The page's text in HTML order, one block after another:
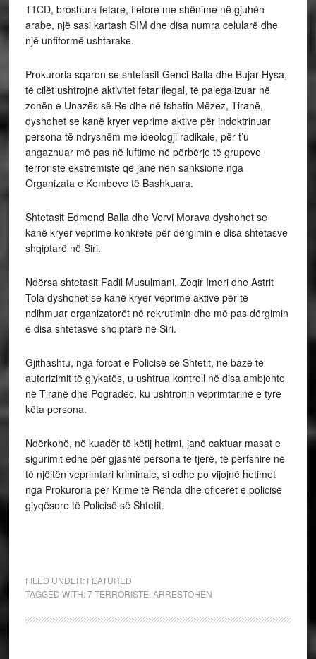
11CD, broshura fetare, fletore me shënime në gjuhën
arabe, një sasi kartash SIM dhe disa numra celularë dhe
një unfiformë ushtarake.
Prokuroria sqaron se shtetasit Genci Balla dhe Bujar Hysa,
të cilët ushtrojnë aktivitet fetar ilegal, të palegalizuar në
zonën e Unazës së Re dhe në fshatin Mëzez, Tiranë,
dyshohet se kanë kryer veprime aktive për indoktrinuar
persona të ndryshëm me ideologji radikale, për t’u
angazhuar më pas në luftime në përbërje të grupeve
terroriste ekstremiste që janë nën sanksione nga
Organizata e Kombeve të Bashkuara.
Shtetasit Edmond Balla dhe Vervi Morava dyshohet se
kanë kryer veprime konkrete për dërgimin e disa shtetasve
shqiptarë në Siri.
Ndërsa shtetasit Fadil Musulmani, Zeqir Imeri dhe Astrit
Tola dyshohet se kanë kryer veprime aktive për të
ndihmuar organizatorët në rekrutimin dhe më pas dërgimin
e disa shtetasve shqiptarë në Siri.
Gjithashtu, nga forcat e Policisë së Shtetit, në bazë të
autorizimit të gjykatës, u ushtrua kontroll në disa ambjente
në Tiranë dhe Pogradec, ku ushtronin veprimtarinë e tyre
këta persona.
Ndërkohë, në kuadër të këtij hetimi, janë caktuar masat e
sigurimit edhe për gjashtë persona të tjerë, të përfshirë në
të njëjtën veprimtari kriminale, si edhe po vijojnë hetimet
nga Prokuroria për Krime të Rënda dhe oficerët e policisë
gjyqësore të Policisë së Shtetit.
FILED UNDER: FEATURED
TAGGED WITH:7 TERRORISTE ARRESTOHEN